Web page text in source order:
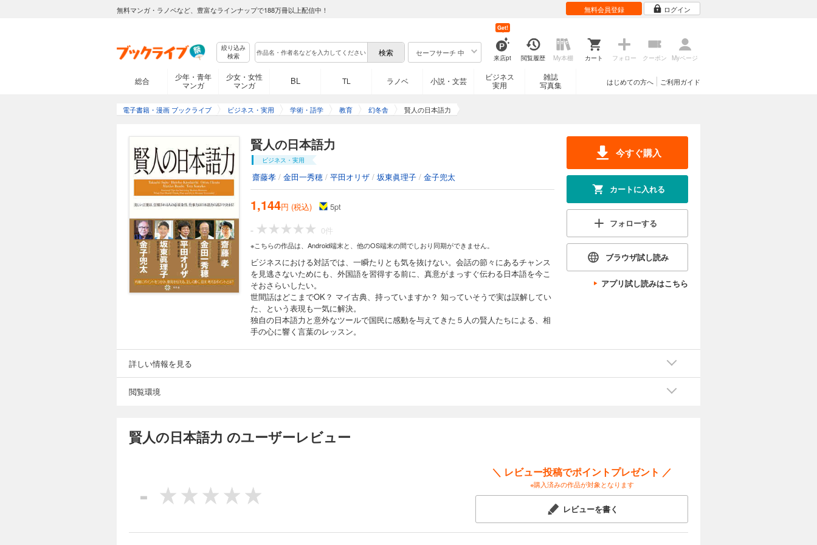
無料マンガ・ラノベなど、豊富なラインナップで188万冊以上配信中！ 無料会員登録 ログイン
絞り込み
検索
セーフサーチ 中
来店pt
Get!
閲覧履歴 My本棚 カート フォロー クーポン Myページ
総合
少年・青年
マンガ
少女・女性
マンガ
BL TL ラノベ 小説・文芸
ビジネス
実用
雑誌
写真集
ご利用ガイド
はじめての方へ
電子書籍・漫画 ブックライブ ビジネス・実用 学術・語学 教育 幻冬舎 賢人の日本語力
賢人の日本語力
ビジネス・実用
齋藤孝 / 金田一秀穂 / 平田オリザ / 坂東眞理子 / 金子兜太
1,144円 (税込) 5pt
- 0件
※こちらの作品は、Android端末と、他のOS端末の間でしおり同期ができません。
ビジネスにおける対話では、一瞬たりとも気を抜けない。会話の節々にあるチャンス
を見逃さないためにも、外国語を習得する前に、真意がまっすぐ伝わる日本語を今こ
そおさらいしたい。
世間話はどこまでOK？ マイ古典、持っていますか？ 知っていそうで実は誤解してい
た、という表現も一気に解決。
独自の日本語力と意外なツールで国民に感動を与えてきた５人の賢人たちによる、相
手の心に響く言葉のレッスン。
今すぐ購入
カートに入れる
フォローする
ブラウザ試し読み
アプリ試し読みはこちら
詳しい情報を見る
閲覧環境
賢人の日本語力 のユーザーレビュー
-
＼ レビュー投稿でポイントプレゼント ／
※購入済みの作品が対象となります
レビューを書く